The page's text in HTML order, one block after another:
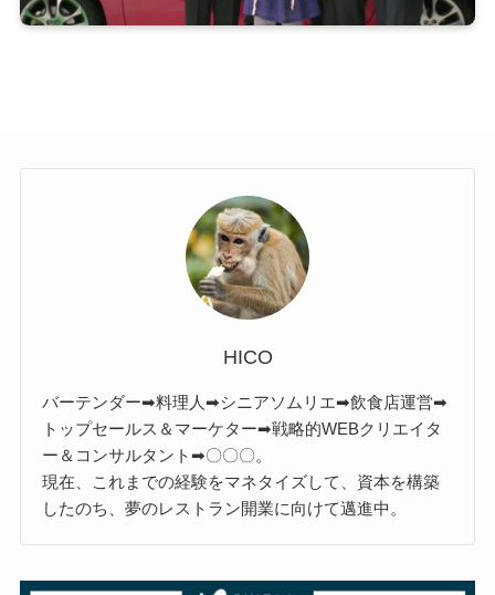
HICO
バーテンダー➡料理人➡シニアソムリエ➡飲食店運営➡
トップセールス＆マーケター➡戦略的WEBクリエイタ
ー＆コンサルタント➡〇〇〇。
現在、これまでの経験をマネタイズして、資本を構築
したのち、夢のレストラン開業に向けて邁進中。